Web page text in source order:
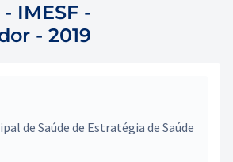
IMESF -
- 2019
de Saúde de Estratégia de Saúde